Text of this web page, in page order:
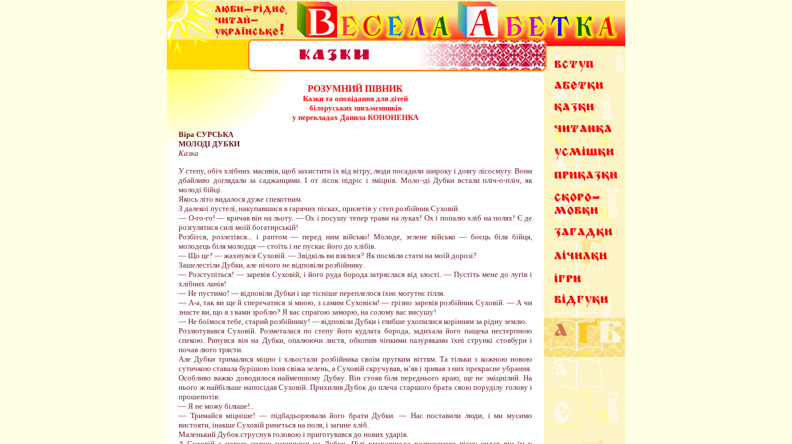
РОЗУМНИЙ ПІВНИК
Казки та оповідання для дітей
білоруських письменників
у перекладах Данила КОНОНЕНКA
Віра СУРСЬКА
МОЛОДІ ДУБКИ
Казка
У степу, обіч хлібних масивів, щоб захистити їх від вітру, люди посадили широку і довгу лісосмугу. Вони
дбайливо доглядали за саджанцями. І от лісок підріс і зміцнів. Моло¬ді Дубки встали пліч-о-пліч, як
молоді бійці.
Якось літо видалося дуже спекотним.
З далекої пустелі, накупавшися в гарячих пісках, прилетів у степ розбійник Суховій.
— О-го-го! — кричав він на льоту. — Ох і посушу тепер трави на луках! Ох і попалю хліб на полях! Є де
розгулятися силі моїй богатирській!
Розбігся, розлетівся... і раптом — перед ним військо! Молоде, зелене військо — боєць біля бійця,
молодець біля молодця — стоїть і не пускає його до хлібів.
— Що це? — жахнувся Суховій. — Звідкіль ви взялися? Як посміли стати на моїй дорозі?
Зашелестіли Дубки, але нічого не відповіли розбійнику.
— Розступіться! — заревів Суховій, і його руда борода затряслася від злості. — Пустіть мене до лугів і
хлібних ланів!
— Не пустимо! — відповіли Дубки і ще тісніше переплелося їхнє могутнє гілля.
— А-а, так ви ще й сперечатися зі мною, з самим Суховієм! — грізно заревів розбійник Суховій. — А чи
знаєте ви, що я з вами зроблю? Я вас спрагою заморю, на солому вас висушу!
— Не боїмося тебе, старий розбійнику! — відповіли Дубки і глибше ухопилися корінням за рідну землю.
Розлютувався Суховій. Розметалася по степу його кудлата борода, задихала його пащека нестерпною
спекою. Ринувся він на Дубки, опалюючи листя, обхопив чіпкими пазуряками їхні стрункі стовбури і
почав люто трясти.
Але Дубки трималися міцно і хльостали розбійника своїм пругким віттям. Та тільки з кожною новою
сутичкою ставала бурішою їхня свіжа зелень, а Суховій скручував, м’яв і зривав з них прекрасне убрання.
Особливо важко доводилося найменшому Дубку. Він стояв біля переднього краю, ще не зміцнілий. На
нього ж найбільше напосідав Суховій. Прихилив Дубок до плеча старшого брата свою поруділу голову і
прошепотів:
— Я не можу більше!..
— Тримайся міцніше! — підбадьорювали його брати Дубки. — Нас поставили люди, і ми мусимо
вистояти, інакше Суховій ринеться на поля, і загине хліб.
Маленький Дубок струснув головою і приготувався до нових ударів.